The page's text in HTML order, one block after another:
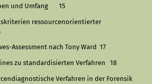
und Umfang 15
ressourcenorientierter
Assessment nach Tony Ward 17
zu standardisierten Verfahren 18
Verfahren in der Forensik